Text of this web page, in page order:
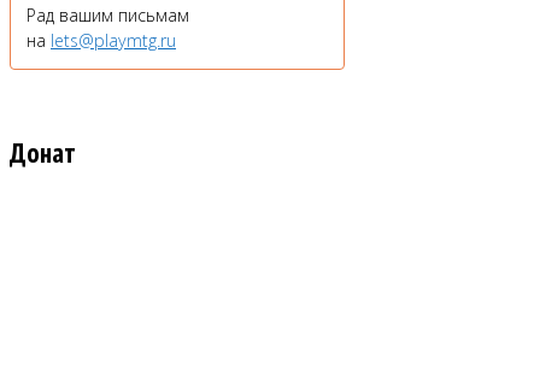
Рад вашим письмам
на lets@playmtg.ru
Донат